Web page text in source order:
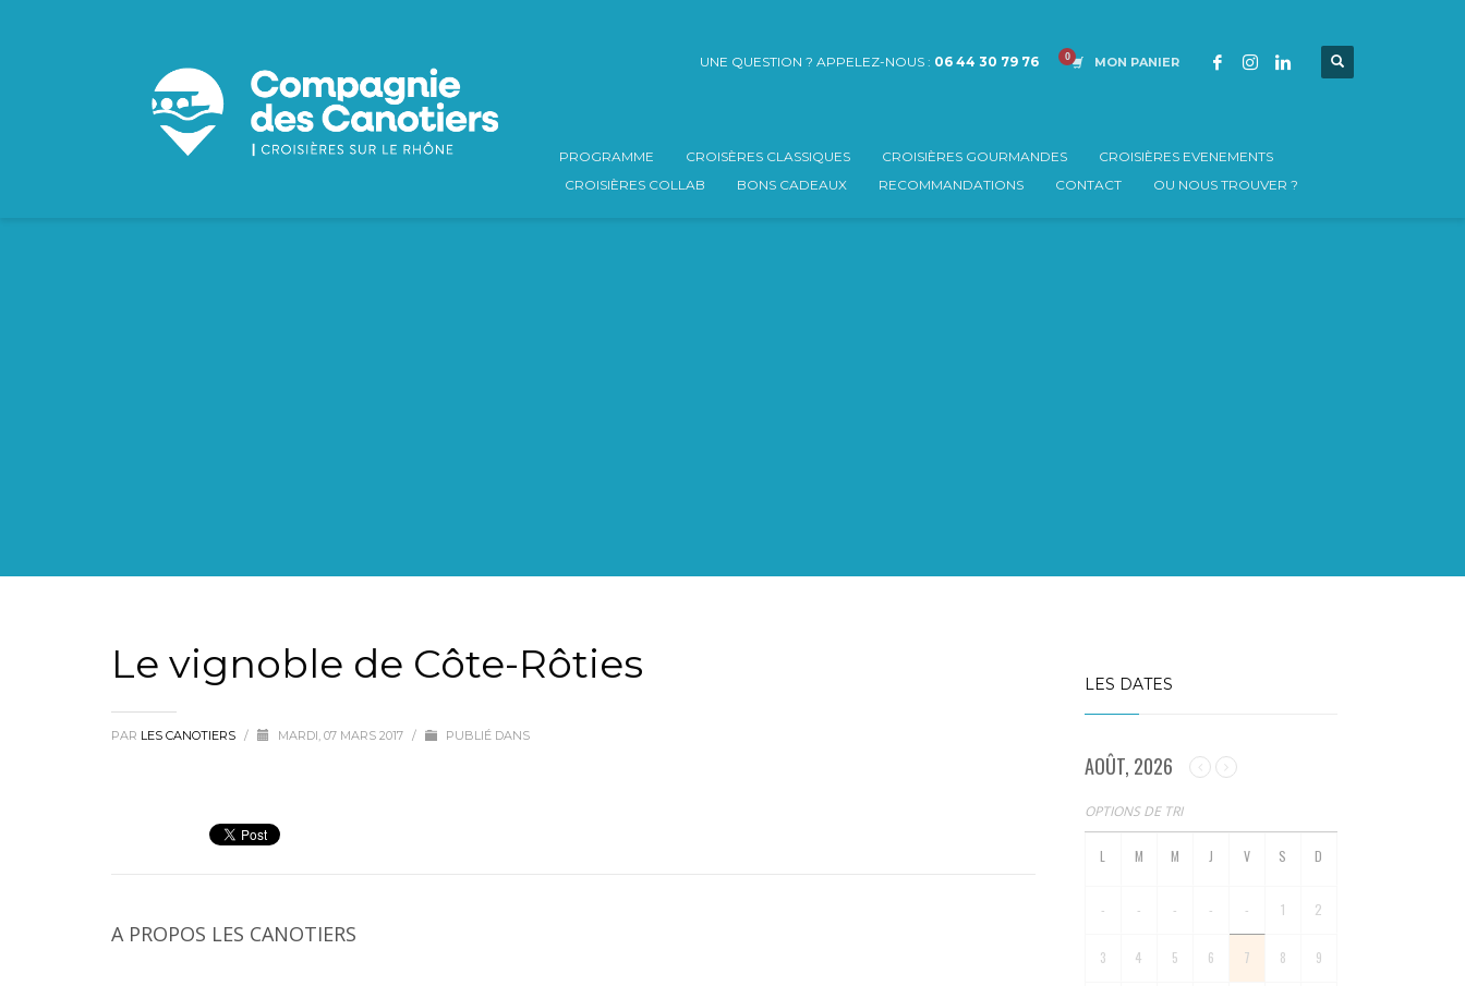
UNE QUESTION ? APPELEZ-NOUS : 06 44 30 79 76 MON PANIER
PROGRAMME CROISÈRES CLASSIQUES CROISIÈRES GOURMANDES
CROISIÈRES EVENEMENTS
CROISIÈRES COLLAB
BONS CADEAUX RECOMMANDATIONS CONTACT OU NOUS TROUVER ?
Le vignoble de Côte-Rôties
PAR LES CANOTIERS / MARDI, 07 MARS 2017 / PUBLIÉ DANS
A PROPOS LES CANOTIERS
LES DATES
AOÛT, 2026
OPTIONS DE TRI
- - - - - 1 2
3 4 5 6 7 8 9